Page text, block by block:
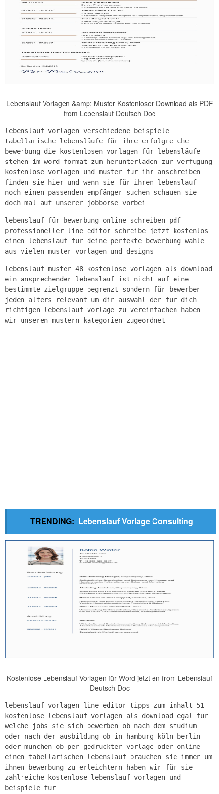
Lebenslauf Vorlagen &amp; Muster Kostenloser Download als PDF
from Lebenslauf Deutsch Doc
lebenslauf vorlagen verschiedene beispiele
tabellarische lebensläufe für ihre erfolgreiche
bewerbung die kostenlosen vorlagen für lebensläufe
stehen im word format zum herunterladen zur verfügung
kostenlose vorlagen und muster für ihr anschreiben
finden sie hier und wenn sie für ihren lebenslauf
noch einen passenden empfänger suchen schauen sie
doch mal auf unserer jobbörse vorbei
lebenslauf für bewerbung online schreiben pdf
professioneller line editor schreibe jetzt kostenlos
einen lebenslauf für deine perfekte bewerbung wähle
aus vielen muster vorlagen und designs
lebenslauf muster 48 kostenlose vorlagen als download
ein ansprechender lebenslauf ist nicht auf eine
bestimmte zielgruppe begrenzt sondern für bewerber
jeden alters relevant um dir auswahl der für dich
richtigen lebenslauf vorlage zu vereinfachen haben
wir unseren mustern kategorien zugeordnet
TRENDING: Lebenslauf Vorlage Consulting
Kostenlose Lebenslauf Vorlagen für Word jetzt en from Lebenslauf
Deutsch Doc
lebenslauf vorlagen line editor tipps zum inhalt 51
kostenlose lebenslauf vorlagen als download egal für
welche jobs sie sich bewerben ob nach dem studium
oder nach der ausbildung ob in hamburg köln berlin
oder münchen ob per gedruckter vorlage oder online
einen tabellarischen lebenslauf brauchen sie immer um
ihnen bewerbung zu erleichtern haben wir für sie
zahlreiche kostenlose lebenslauf vorlagen und
beispiele für